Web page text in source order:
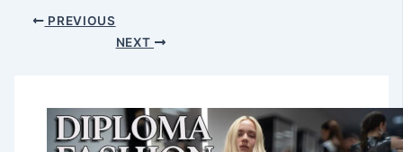
PREVIOUS
NEXT